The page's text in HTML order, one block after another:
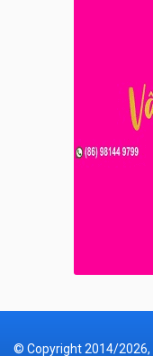
© Copyright 2014/2026,